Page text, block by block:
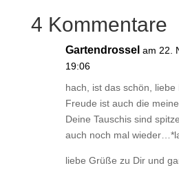
4 Kommentare
Gartendrossel am 22.
19:06
hach, ist das schön,
Freude ist auch die
Deine Tauschis sind
auch noch mal
liebe Grüße zu Dir und